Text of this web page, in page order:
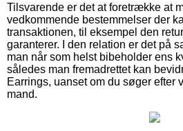
Tilsvarende er det at foretrække at
vedkommende bestemmelser der
transaktionen, til eksempel den
garanterer. I den relation er det på
man når som helst bibeholder ens
således man fremadrettet kan
Earrings, uanset om du søger efter
mand.